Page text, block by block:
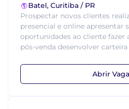
Batel, Curitiba / PR
Prospectar novos clientes
presencial e online apresentar
oportunidades ao cliente fazer
pós-venda desenvolver carteira
Abrir Vaga